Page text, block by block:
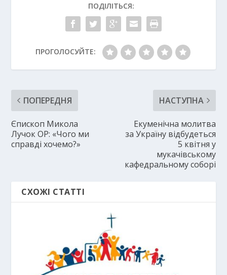
ПОДІЛІТЬСЯ:
ПРОГОЛОСУЙТЕ:
ПОПЕРЕДНЯ
Єпископ Микола
Лучок ОР: «Чого ми
справді хочемо?»
НАСТУПНА
Екуменічна молитва
за Україну відбудеться
5 квітня у
мукачівському
кафедральному соборі
СХОЖІ СТАТТІ